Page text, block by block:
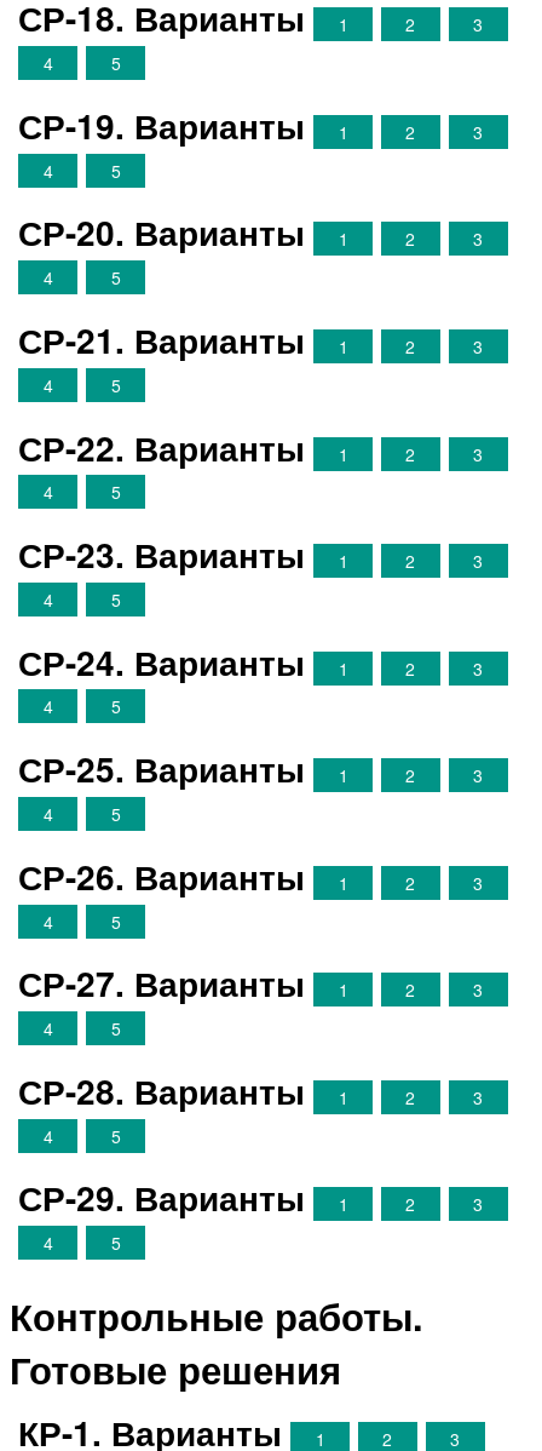
СР-18. Варианты 1 2
3
4
5
СР-19. Варианты 1 2
3
4
5
СР-20. Варианты 1 2
3
4
5
СР-21. Варианты 1 2
3
4
5
СР-22. Варианты 1 2
3
4
5
СР-23. Варианты 1 2
3
4
5
СР-24. Варианты 1 2
3
4
5
СР-25. Варианты 1 2
3
4
5
СР-26. Варианты 1 2
3
4
5
СР-27. Варианты 1 2
3
4
5
СР-28. Варианты 1 2
3
4
5
СР-29. Варианты 1 2
3
4
5
Контрольные работы.
Готовые решения
КР-1. Варианты 1 2
3